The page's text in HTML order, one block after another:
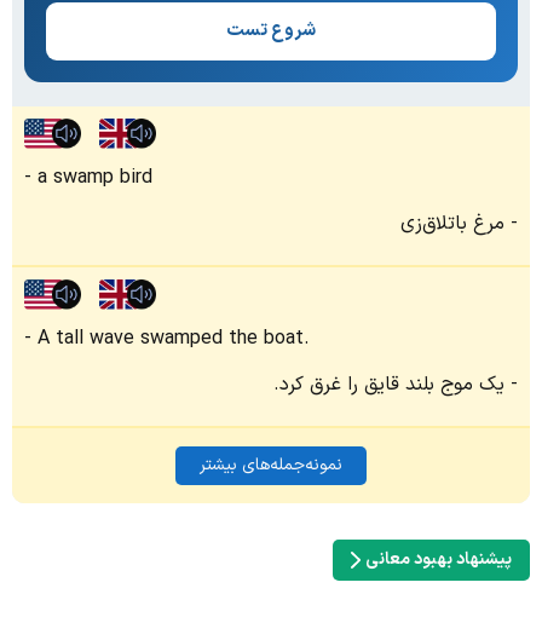
شروع تست
a swamp bird
مرغ باتلاق‌زی
A tall wave swamped the boat.
یک موج بلند قایق را غرق کرد.
نمونه‌جمله‌های بیشتر
پیشنهاد بهبود معانی